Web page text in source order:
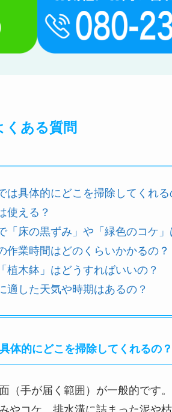
ど、周りに汚れが飛び散らない
くある質問
は具体的にどこを掃除してくれる
「床の黒ずみ」や「緑色のコケ
作業時間はどのくらいかかるの？